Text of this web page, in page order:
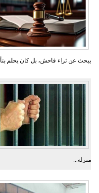
يبحث عن ثراء فاحش، بل كان يحلم
منزله...